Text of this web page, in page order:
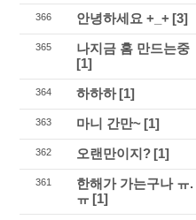
366 안녕하세요 +_+ [3]
365
나지금 홈 만드는중
[1]
364 하하하[1]
363 마니 간만~ [1]
362 오랜만이지? [1]
361
한해가 가는구나 ㅠ.
ㅠ [1]